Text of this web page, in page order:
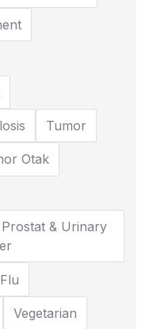
Tumor
Otak
& Urinary
Vegetarian